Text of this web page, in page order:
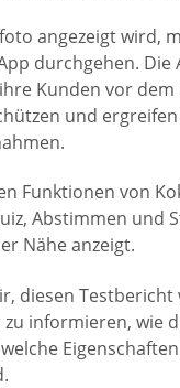
angezeigt wird,
durchgehen. Die
Kunden vor
und
Funktionen von
Abstimmen und
Nähe anzeigt.
diesen Testbericht
informieren, wie